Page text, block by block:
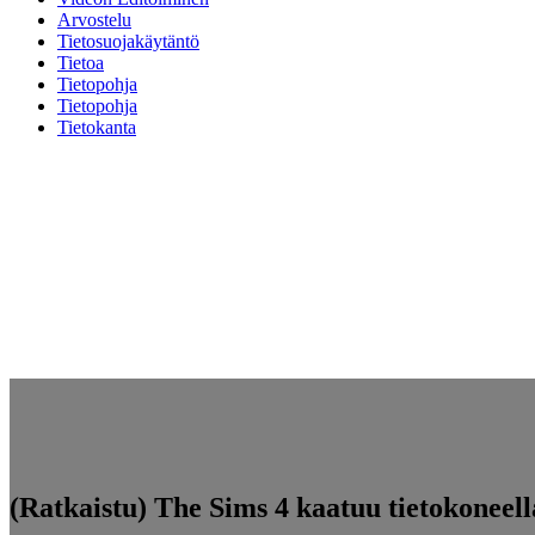
Arvostelu
Tietosuojakäytäntö
Tietoa
Tietopohja
Tietopohja
Tietokanta
(Ratkaistu) The Sims 4 kaatuu